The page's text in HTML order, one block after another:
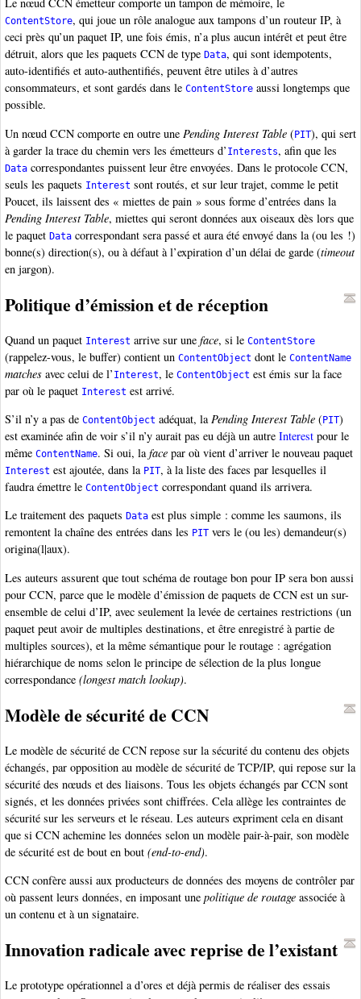
ContentStore, qui joue un rôle analogue aux tampons d’un routeur IP, à
ceci près qu’un paquet IP, une fois émis, n’a plus aucun intérêt et peut être
détruit, alors que les paquets CCN de type Data, qui sont idempotents,
auto-identifiés et auto-authentifiés, peuvent être utiles à d’autres
consommateurs, et sont gardés dans le ContentStore aussi longtemps que
possible.
Un nœud CCN comporte en outre une Pending Interest Table (PIT), qui sert
à garder la trace du chemin vers les émetteurs d’ Interests, afin que les
Data correspondantes puissent leur être envoyées. Dans le protocole CCN,
seuls les paquets Interest sont routés, et sur leur trajet, comme le petit
Poucet, ils laissent des « miettes de pain » sous forme d’entrées dans la
Pending Interest Table, miettes qui seront données aux oiseaux dès lors que
le paquet Data correspondant sera passé et aura été envoyé dans la (ou les !)
bonne(s) direction(s), ou à défaut à l’expiration d’un délai de garde (timeout
en jargon).
Politique d’émission et de réception
Quand un paquet Interest arrive sur une face, si le ContentStore
(rappelez-vous, le buffer) contient un ContentObject dont le ContentName
matches avec celui de l’ Interest, le ContentObject est émis sur la face
par où le paquet Interest est arrivé.
S’il n’y a pas de ContentObject adéquat, laPending Interest Table (PIT)
est examinée afin de voir s’il n’y aurait pas eu déjà un autre Interest pour le
même ContentName. Si oui, laface par où vient d’arriver le nouveau paquet
Interest est ajoutée, dans la PIT, à la liste des faces par lesquelles il
faudra émettre le ContentObject correspondant quand ils arrivera.
Le traitement des paquets Data est plus simple : comme les saumons, ils
remontent la chaîne des entrées dans les PIT vers le (ou les) demandeur(s)
origina(l|aux).
Les auteurs assurent que tout schéma de routage bon pour IP sera bon aussi
pour CCN, parce que le modèle d’émission de paquets de CCN est un sur-
ensemble de celui d’IP, avec seulement la levée de certaines restrictions (un
paquet peut avoir de multiples destinations, et être enregistré à partie de
multiples sources), et la même sémantique pour le routage : agrégation
hiérarchique de noms selon le principe de sélection de la plus longue
correspondance (longest match lookup).
Modèle de sécurité de CCN
Le modèle de sécurité de CCN repose sur la sécurité du contenu des objets
échangés, par opposition au modèle de sécurité de TCP/IP, qui repose sur la
sécurité des nœuds et des liaisons. Tous les objets échangés par CCN sont
signés, et les données privées sont chiffrées. Cela allège les contraintes de
sécurité sur les serveurs et le réseau. Les auteurs expriment cela en disant
que si CCN achemine les données selon un modèle pair-à-pair, son modèle
de sécurité est de bout en bout (end-to-end).
CCN confère aussi aux producteurs de données des moyens de contrôler par
où passent leurs données, en imposant une politique de routage associée à
un contenu et à un signataire.
Innovation radicale avec reprise de l’existant
Le prototype opérationnel a d’ores et déjà permis de réaliser des essais